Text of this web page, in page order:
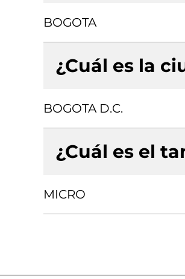
BOGOTA
¿Cuál es la
BOGOTA D.C.
¿Cuál es el
MICRO